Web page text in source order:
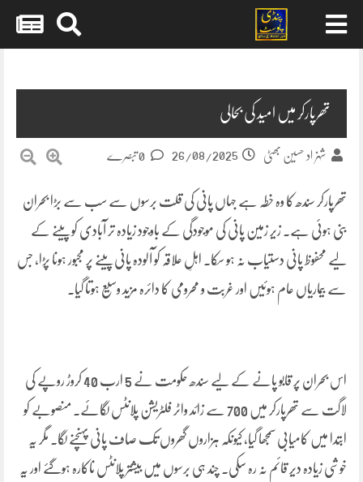
تھرپارکر میں امید کی بحالی
شہزاد حسین بھٹی 26/08/2025
تھرپارکر سندھ کا وہ خطہ ہے جہاں پانی کی قلت برسوں سے سب سے بڑا بحران
بنی ہوئی ہے۔ زیر زمین پانی کی موجودگی کے باوجود زیادہ تر آبادی کو پینے کے
لیے محفوظ پانی دستیاب نہ ہو سکا۔ اہلِ علاقہ کو آلودہ پانی پینے پر مجبور ہونا پڑا، جس
سے بیماریاں عام ہوئیں اور غربت و محرومی کا دائرہ مزید وسیع ہوتا گیا۔
اس بحران پر قابو پانے کے لیے سندھ حکومت نے 5 ارب 40 کروڑ روپے کی
لاگت سے تھرپارکر میں 700 سے زائد واٹر فلٹریشن پلانٹس لگائے۔ منصوبے کو
ابتدا میں کامیابی سمجھا گیا، کیونکہ ہزاروں گھروں تک صاف پانی پہنچنے لگا۔ مگر یہ
خوشی زیادہ دیر قائم نہ رہ سکی۔ چند ہی برسوں میں بیشتر پلانٹس ناکارہ ہوگئے اور یہ